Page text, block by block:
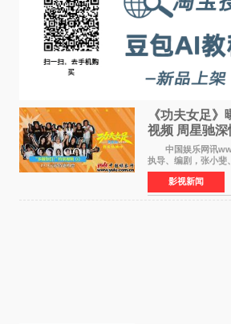
《功夫女足》
视频 周星驰
淀不灭初心
中国娱乐网讯
执导、编剧，张小斐
演，刘嘉玲、佐藤健
思贝、胡予安、倪好
女足》释出多谢你
影视新闻